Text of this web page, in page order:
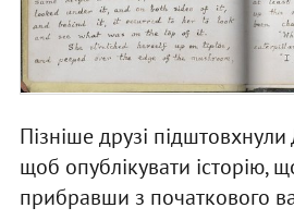
Пізніше друзі
щоб опублікувати історію,
прибравши з початкового